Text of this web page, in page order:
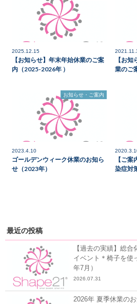
2025.12.15
【お知らせ】年末年始休業のご案
内（2025-2026年 ）
【お
業のご
お知らせ・ご案内
2023.4.10
ゴールデンウィーク休業のお知ら
せ（2023年）
【ご
染症対
最近の投稿
【過去の実績】総
イベント＊椅子を使
年7月）
2026.07.31
2026年 夏季休業の